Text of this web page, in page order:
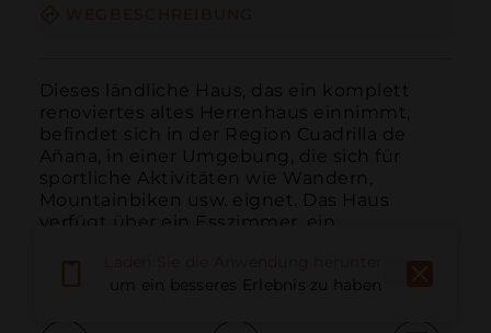
Dieses ländliche Haus, das ein komplett
renoviertes altes Herrenhaus einnimmt,
befindet sich in der Region Cuadrilla de
Añana, in einer Umgebung, die sich für
sportliche Aktivitäten wie Wandern,
Mountainbiken usw. eignet. Das Haus
verfügt über ein Esszimmer, ein
um ein besseres Erlebnis zu haben